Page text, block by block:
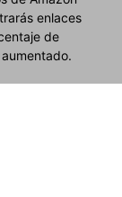
enlaces
de